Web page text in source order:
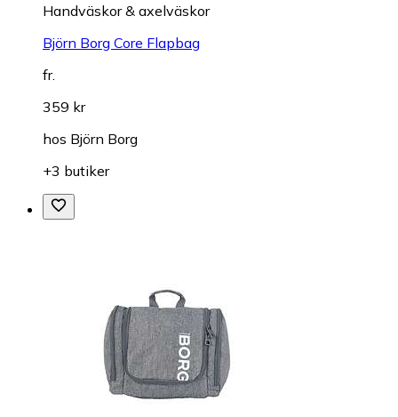
Handväskor & axelväskor
Björn Borg Core Flapbag
fr.
359 kr
hos Björn Borg
+3 butiker